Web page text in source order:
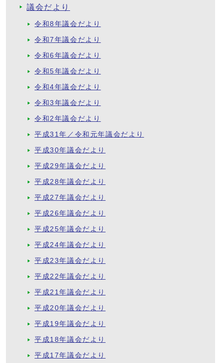
議会だより
令和8年議会だより
令和7年議会だより
令和6年議会だより
令和5年議会だより
令和4年議会だより
令和3年議会だより
令和2年議会だより
平成31年／令和元年議会だより
平成30年議会だより
平成29年議会だより
平成28年議会だより
平成27年議会だより
平成26年議会だより
平成25年議会だより
平成24年議会だより
平成23年議会だより
平成22年議会だより
平成21年議会だより
平成20年議会だより
平成19年議会だより
平成18年議会だより
平成17年議会だより